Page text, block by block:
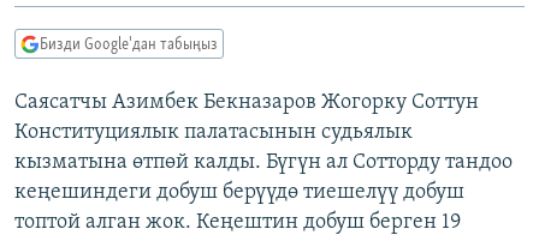
ДАНИСТЕ
АЗАТТЫК+
ОНЛАЙН ШЕРИНЕ
Бизди Google'дан табыңыз
Саясатчы Азимбек Бекназаров Жогорку Соттун
Конституциялык палатасынын судьялык
кызматына өтпөй калды. Бүгүн ал Сотторду тандоо
кеңешиндеги добуш берүүдө тиешелүү добуш
топтой алган жок. Кеңештин добуш берген 19